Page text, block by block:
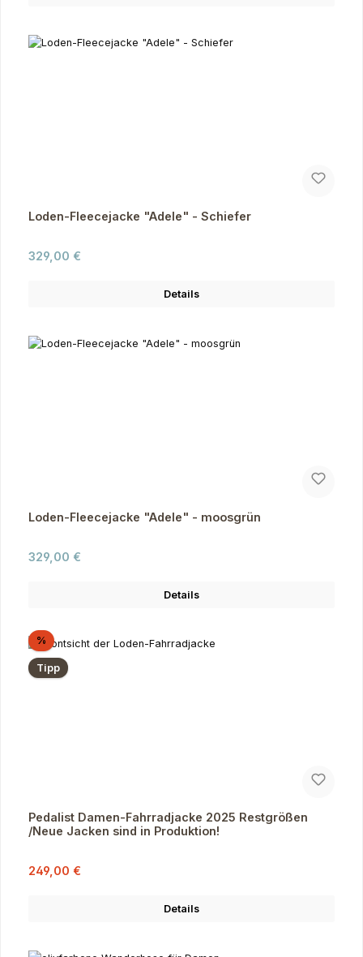
Loden-Fleecejacke "Adele" - Schiefer
Regulärer Preis:
329,00 €
Details
Loden-Fleecejacke "Adele" - moosgrün
Regulärer Preis:
329,00 €
Details
%Rabatt
Tipp
Pedalist Damen-Fahrradjacke 2025 Restgrößen
/Neue Jacken sind in Produktion!
Verkaufspreis:
249,00 €
Details